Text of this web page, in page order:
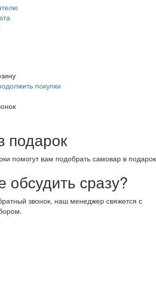
покупки
подарок
помогут вам подобрать самовар в подарок
обсудить сразу?
звонок, наш менеджер свяжется с